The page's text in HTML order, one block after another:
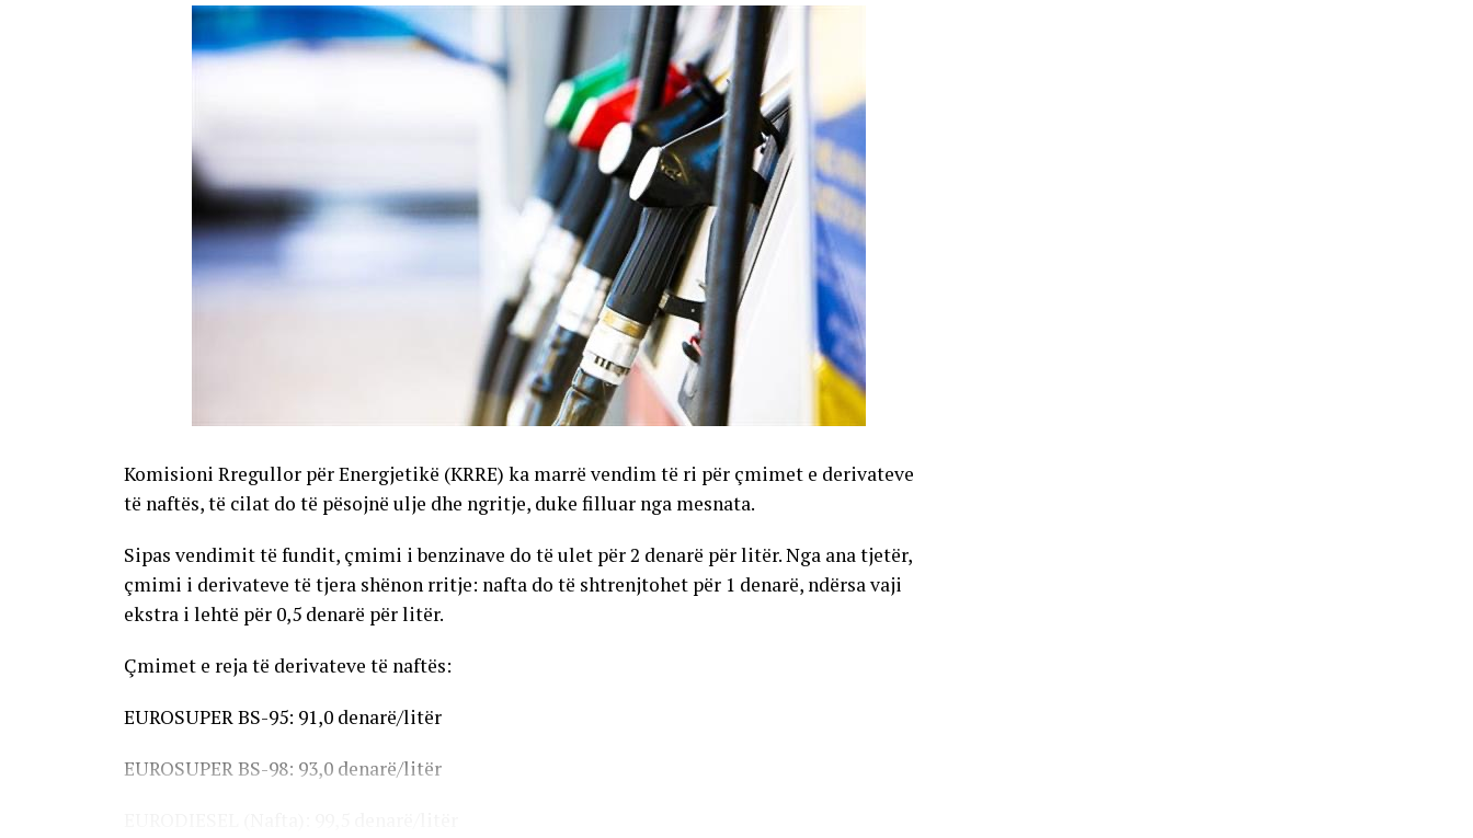
Komisioni Rregullor për Energjetikë (KRRE) ka marrë vendim të ri për çmimet e derivateve
të naftës, të cilat do të pësojnë ulje dhe ngritje, duke filluar nga mesnata.
Sipas vendimit të fundit, çmimi i benzinave do të ulet për 2 denarë për litër. Nga ana tjetër,
çmimi i derivateve të tjera shënon rritje: nafta do të shtrenjtohet për 1 denarë, ndërsa vaji
ekstra i lehtë për 0,5 denarë për litër.
Çmimet e reja të derivateve të naftës:
EUROSUPER BS-95: 91,0 denarë/litër
EUROSUPER BS-98: 93,0 denarë/litër